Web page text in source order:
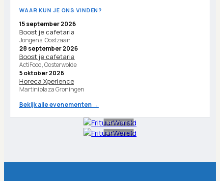
WAAR KUN JE ONS VINDEN?
15 september 2026
Boost je cafetaria
Jongens, Oostzaan
28 september 2026
Boost je cafetaria
ActiFood, Oosterwolde
5 oktober 2026
Horeca Xperience
Martiniplaza Groningen
Bekijk alle evenementen →
Advertentie
Advertentie